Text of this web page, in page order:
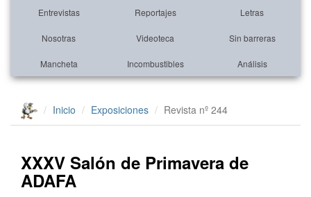
Entrevistas Reportajes Letras
Nosotras Videoteca Sin barreras
Mancheta Incombustibles Análisis
Inicio Exposiciones Revista nº 244
XXXV Salón de Primavera de
ADAFA